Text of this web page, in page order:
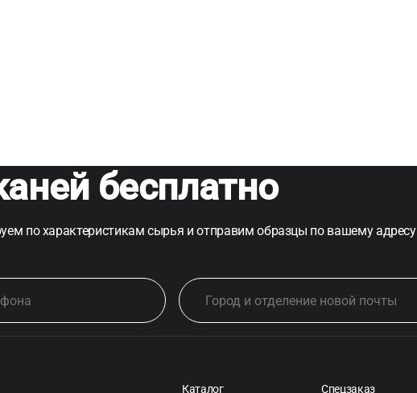
бесплатно
по характеристикам сырья и отправим образцы по вашему адресу
Каталог Спецзаказ